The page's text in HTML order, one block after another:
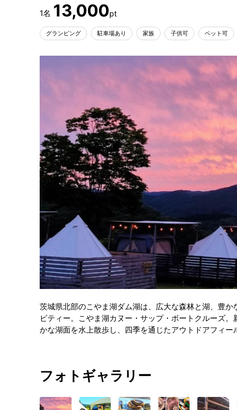
13,000
グランピング 駐車場あり 家族 子供可 ペット可
茨城県北部のこやま湖ダム湖は、広大な森林と湖、豊
ビティー。こやま湖カヌー・サップ・ボートクルーズ
かな湖面を水上散歩し、四季を通じたアウトドアフィー
フォトギャラリー